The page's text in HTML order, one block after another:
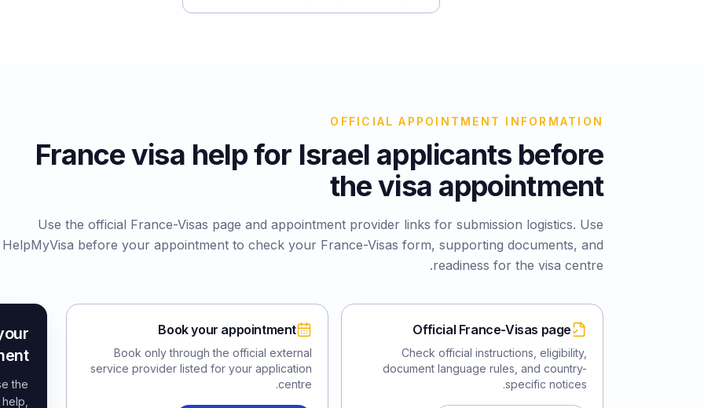
OFFICIAL APPOINTMENT INFORMATION
France visa help for Israel applicants before
the visa appointment
Use the official France-Visas page and appointment provider links for submission logistics. Use
HelpMyVisa before your appointment to check your France-Visas form, supporting documents, and
readiness for the visa centre.
Official France-Visas page
Check official instructions, eligibility,
document language rules, and country-
specific notices.
Book your appointment
Book only through the official external
service provider listed for your application
centre.
the